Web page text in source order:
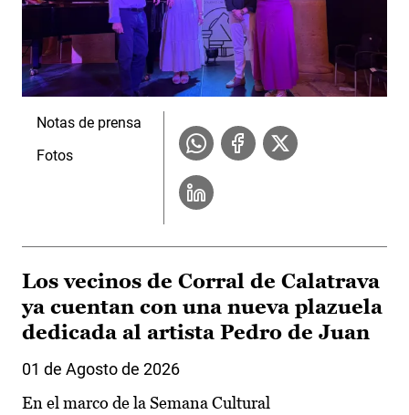
Notas de prensa
Fotos
Los vecinos de Corral de Calatrava
ya cuentan con una nueva plazuela
dedicada al artista Pedro de Juan
01 de Agosto de 2026
En el marco de la Semana Cultural